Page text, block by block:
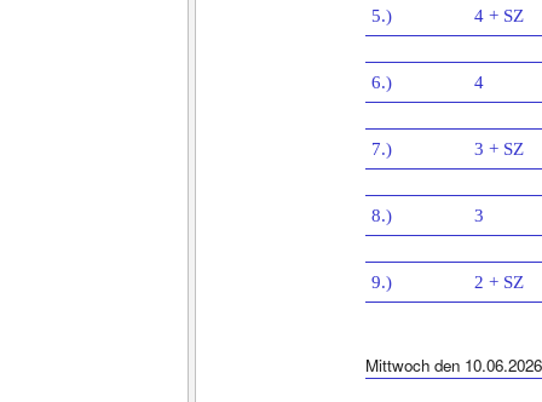
5.) 4 + SZ
6.) 4
7.) 3 + SZ
8.) 3
9.) 2 + SZ
Mittwoch den 10.06.2026